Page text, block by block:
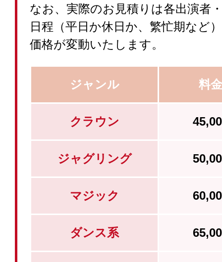
なお、実際のお見積りは各出演者
日程（平日か休日か、繁忙期など
価格が変動いたします。
ジャンル 料
クラウン
ジャグリング
マジック
ダンス系